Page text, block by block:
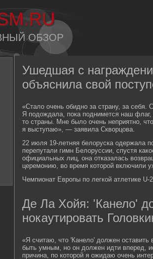
ОБЗОР
Ушедшая с
объяснила свой
«Стало очень обидно за страну, за
Я подождала, пока поднимется наш
то страны. Мне было очень неприятно,
я выступаю», — заявила Скворцова.
22 июля 19-летняя белоруска одержала
перепутали гимн Белоруссии, спустя
официальных лиц, она отказалась
церемонию, во время которой включили
Чемпионат Европы по легкой атлетике
Де Ла Хойя: 'Канело'
нокаутировать
«Я считаю, что 'Канело' должен оставить
быть умным, но он должен идти вперед,
причина, по которой я ожидаю очень